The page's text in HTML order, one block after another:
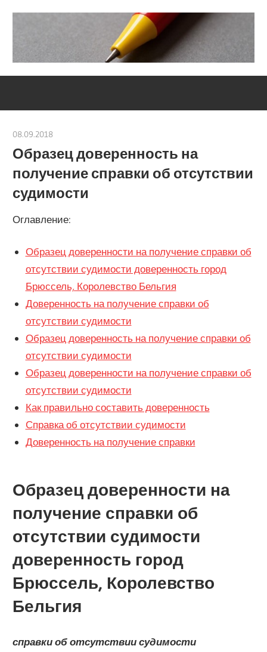
08.09.2018
Образец доверенность на
получение справки об отсутствии
судимости
Оглавление:
Образец доверенности на получение справки об
отсутствии судимости доверенность город
Брюссель, Королевство Бельгия
Доверенность на получение справки об
отсутствии судимости
Образец доверенность на получение справки об
отсутствии судимости
Образец доверенности на получение справки об
отсутствии судимости
Как правильно составить доверенность
Справка об отсутствии судимости
Доверенность на получение справки
Образец доверенности на
получение справки об
отсутствии судимости
доверенность город
Брюссель, Королевство
Бельгия
справки об отсутствии судимости